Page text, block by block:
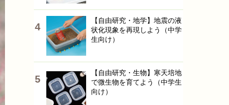
【自由研究・地学】地震の液
状化現象を再現しよう（中学
生向け）
【自由研究・生物】寒天培地
で微生物を育てよう（中学生
向け）